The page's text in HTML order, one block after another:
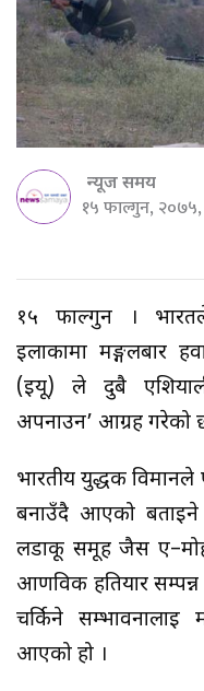
न्यूज समय
१५ फाल्गुन,
१५ फाल्गुन ।
इलाकामा मङ्गलबार
(इयू) ले दुबै
अपनाउन’ आग्रह गरेको
भारतीय युद्धक विमानले
बनाउँदै आएको बताइने
लडाकू समूह जैस
आणविक हतियार सम्पन्न
चर्किने
आएको हो ।